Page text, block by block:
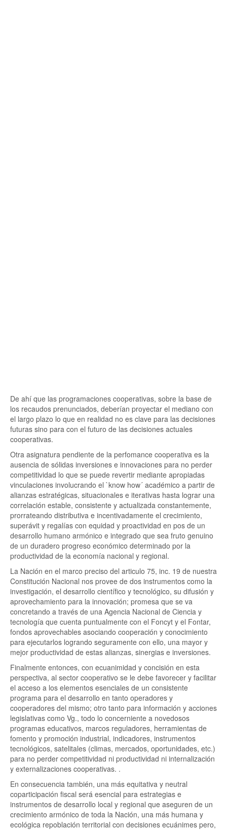
De ahí que las programaciones cooperativas, sobre la base de
los recaudos prenunciados, deberían proyectar el mediano con
el largo plazo lo que en realidad no es clave para las decisiones
futuras sino para con el futuro de las decisiones actuales
cooperativas.
Otra asignatura pendiente de la perfomance cooperativa es la
ausencia de sólidas inversiones e innovaciones para no perder
competitividad lo que se puede revertir mediante apropiadas
vinculaciones involucrando el `know how´ académico a partir de
alianzas estratégicas, situacionales e iterativas hasta lograr una
correlación estable, consistente y actualizada constantemente,
prorrateando distributiva e incentivadamente el crecimiento,
superávit y regalías con equidad y proactividad en pos de un
desarrollo humano armónico e integrado que sea fruto genuino
de un duradero progreso económico determinado por la
productividad de la economía nacional y regional.
La Nación en el marco preciso del articulo 75, inc. 19 de nuestra
Constitución Nacional nos provee de dos instrumentos como la
investigación, el desarrollo científico y tecnológico, su difusión y
aprovechamiento para la innovación; promesa que se va
concretando a través de una Agencia Nacional de Ciencia y
tecnología que cuenta puntualmente con el Foncyt y el Fontar,
fondos aprovechables asociando cooperación y conocimiento
para ejecutarlos logrando seguramente con ello, una mayor y
mejor productividad de estas alianzas, sinergias e inversiones.
Finalmente entonces, con ecuanimidad y concisión en esta
perspectiva, al sector cooperativo se le debe favorecer y facilitar
el acceso a los elementos esenciales de un consistente
programa para el desarrollo en tanto operadores y
cooperadores del mismo; otro tanto para información y acciones
legislativas como Vg., todo lo concerniente a novedosos
programas educativos, marcos reguladores, herramientas de
fomento y promoción industrial, indicadores, instrumentos
tecnológicos, satelitales (climas, mercados, oportunidades, etc.)
para no perder competitividad ni productividad ni internalización
y externalizaciones cooperativas. .
En consecuencia también, una más equitativa y neutral
coparticipación fiscal será esencial para estrategias e
instrumentos de desarrollo local y regional que aseguren de un
crecimiento armónico de toda la Nación, una más humana y
ecológica repoblación territorial con decisiones ecuánimes pero,